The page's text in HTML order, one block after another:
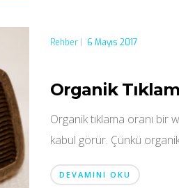
Rehber 6 Mayıs 2017
Organik
Organik tıklama oranı
kabul görür. Çünkü organik
DEVAMINI OKU